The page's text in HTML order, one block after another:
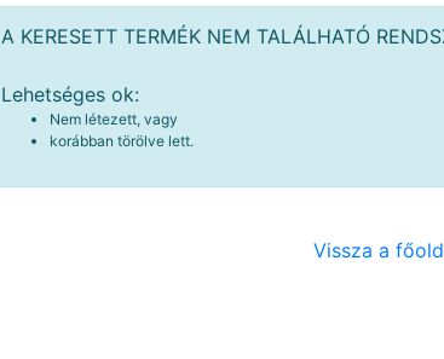
A KERESETT TERMÉK NEM TALÁLHATÓ
Lehetséges ok:
Nem létezett, vagy
korábban törölve lett.
Vissza a